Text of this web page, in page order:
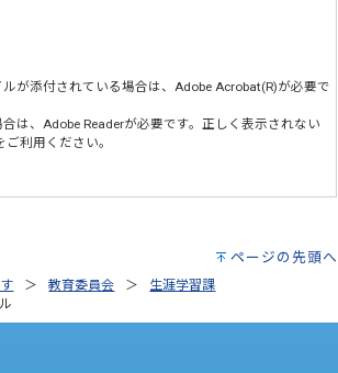
が添付されている場合は、Adobe Acrobat(R)が必要で
合は、Adobe Readerが必要です。正しく表示されない
利用ください。
ページの先頭へ
教育委員会
生涯学習課